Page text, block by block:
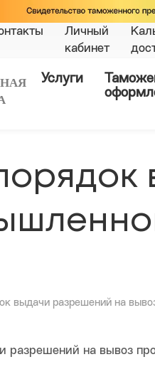
Личный
кабинет
Услуги
выдачи разрешений на